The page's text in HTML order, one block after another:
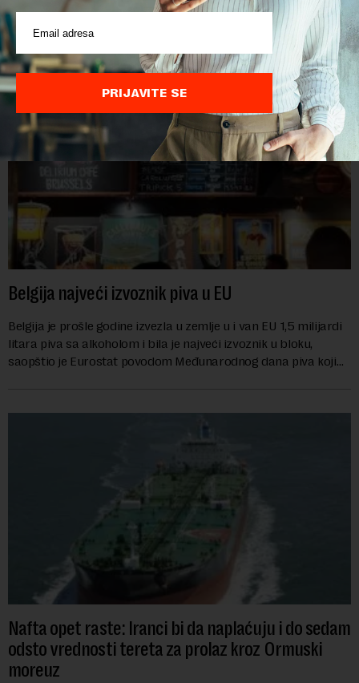
toplotni talasi i ratovi u Ukrajini i na Bliskom istoku povećavaju
troškove, piše britanski list Gardijan.Indeks cena
Belgija najveći izvoznik piva u EU
Belgija je prošle godine izvezla u zemlje u i van EU 1,5 milijardi
litara piva sa alkoholom i bila je najveći izvoznik u bloku,
saopštio je Eurostat povodom Međunarodnog dana piva koji
Nafta opet raste: Iranci bi da naplaćuju i do sedam
odsto vrednosti tereta za prolaz kroz Ormuski
moreuz
PRIJAVITE SE